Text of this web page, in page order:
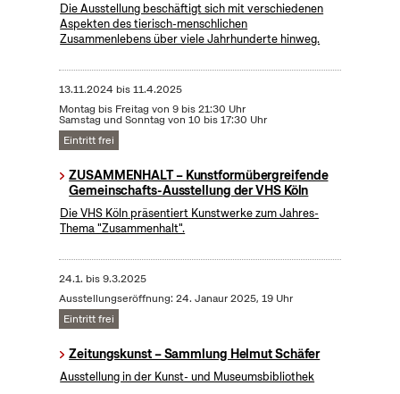
Die Ausstellung beschäftigt sich mit verschiedenen
Aspekten des tierisch-menschlichen
Zusammenlebens über viele Jahrhunderte hinweg.
13.11.2024 bis11.4.2025
Montag bis Freitag von 9 bis 21:30 Uhr
Samstag und Sonntag von 10 bis 17:30 Uhr
Eintritt frei
ZUSAMMENHALT – Kunstformübergreifende
Gemeinschafts-Ausstellung der VHS Köln
Die VHS Köln präsentiert Kunstwerke zum Jahres-
Thema "Zusammenhalt".
24.1. bis9.3.2025
Ausstellungseröffnung: 24. Janaur 2025, 19 Uhr
Eintritt frei
Zeitungskunst – Sammlung Helmut Schäfer
Ausstellung in der Kunst- und Museumsbibliothek